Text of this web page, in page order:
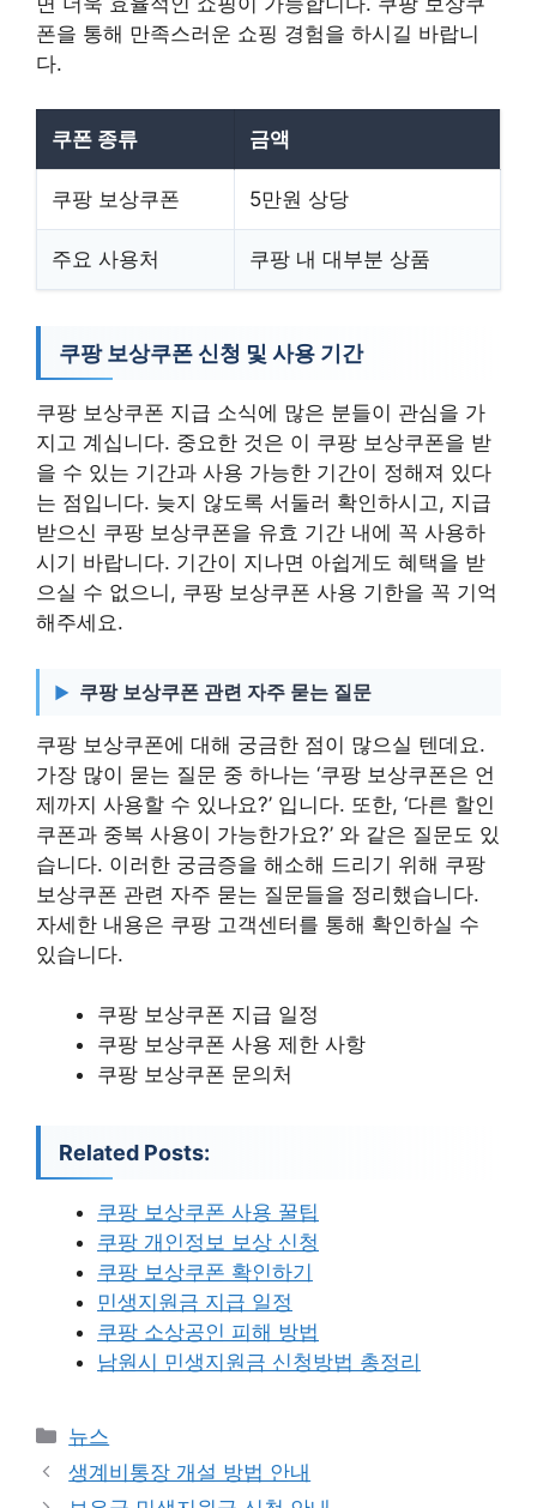
폰을 통해 만족스러운 쇼핑 경험을 하시길 바랍니
다.
쿠폰 종류 금액
쿠팡 보상쿠폰 5만원 상당
주요 사용처 쿠팡 내 대부분 상품
쿠팡 보상쿠폰 신청 및 사용 기간
쿠팡 보상쿠폰 지급 소식에 많은 분들이 관심을 가
지고 계십니다. 중요한 것은 이 쿠팡 보상쿠폰을 받
을 수 있는 기간과 사용 가능한 기간이 정해져 있다
는 점입니다. 늦지 않도록 서둘러 확인하시고, 지급
받으신 쿠팡 보상쿠폰을 유효 기간 내에 꼭 사용하
시기 바랍니다. 기간이 지나면 아쉽게도 혜택을 받
으실 수 없으니, 쿠팡 보상쿠폰 사용 기한을 꼭 기억
해주세요.
쿠팡 보상쿠폰 관련 자주 묻는 질문
쿠팡 보상쿠폰에 대해 궁금한 점이 많으실 텐데요.
가장 많이 묻는 질문 중 하나는 ‘쿠팡 보상쿠폰은 언
제까지 사용할 수 있나요?’ 입니다. 또한, ‘다른 할인
쿠폰과 중복 사용이 가능한가요?’ 와 같은 질문도 있
습니다. 이러한 궁금증을 해소해 드리기 위해 쿠팡
보상쿠폰 관련 자주 묻는 질문들을 정리했습니다.
자세한 내용은 쿠팡 고객센터를 통해 확인하실 수
있습니다.
쿠팡 보상쿠폰 지급 일정
쿠팡 보상쿠폰 사용 제한 사항
쿠팡 보상쿠폰 문의처
Related Posts:
쿠팡 보상쿠폰 사용 꿀팁
쿠팡 개인정보 보상 신청
쿠팡 보상쿠폰 확인하기
민생지원금 지급 일정
쿠팡 소상공인 피해 방법
남원시 민생지원금 신청방법 총정리
카
테
뉴스
생계비통장 개설 방법 안내